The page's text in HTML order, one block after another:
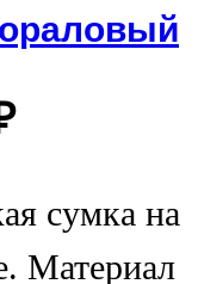
сумка на
Материал